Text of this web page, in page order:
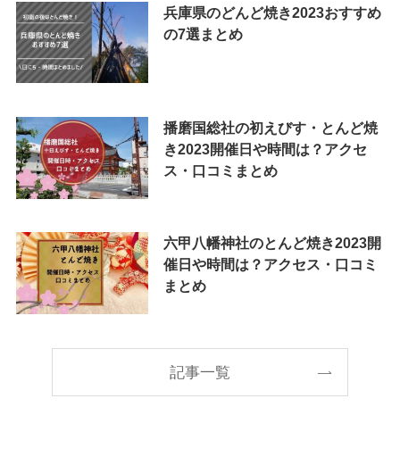
兵庫県のどんど焼き2023おすすめ
の7選まとめ
播磨国総社の初えびす・とんど焼
き2023開催日や時間は？アクセ
ス・口コミまとめ
六甲八幡神社のとんど焼き2023開
催日や時間は？アクセス・口コミ
まとめ
記事一覧